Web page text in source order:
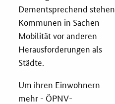
Dementsprechend stehen
Kommunen in Sachen
Mobilität vor anderen
Herausforderungen als
Städte.
Um ihren Einwohnern
mehr - ÖPNV-